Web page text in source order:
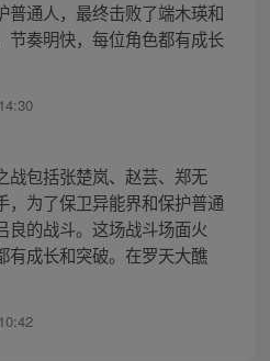
普通人，最终击败了端木瑛和
节奏明快，每位角色都有成长
战包括张楚岚、赵芸、郑无
，为了保卫异能界和保护普通
良的战斗。这场战斗场面火
有成长和突破。在罗天大醮